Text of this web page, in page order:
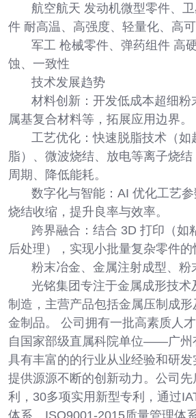
航空航天 发动机微型零件、
件 耐高温、高强度、轻量化、高
军工 枪械零件、弹药组件 高
蚀、一致性
技术发展趋势
材料创新：开发低成本超细粉
属基复合材料等，拓展应用边界。
工艺优化：快速脱脂技术（如
脂）、微波烧结、放电等离子烧
周期、降低能耗。
数字化与智能：AI 优化工艺
烧结收缩，提升良率与效率。
跨界融合：结合 3D 打印（如
后处理），实现小批量复杂零件的
粉末冶金、金属注射成型、粉
光铭集团专注于金属成形技术
制造，主营产品包括金属压制成
金制品。 公司拥有一批高素质人
自国家部级直属科院单位——广州
具有丰富的的行业从业经验和研
提供源源不断的创新动力。公司
利，30多项实用新型专利，通过
体系、ISO9001-2015质量管理体